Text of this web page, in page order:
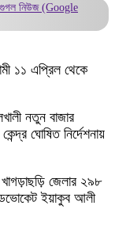
গুগল নিউজ (Google
১১ এপ্রিল থেকে
নতুন বাজার
ঘোষিত নির্দেশনায়
জেলার ২৯৮
ইয়াকুব আলী